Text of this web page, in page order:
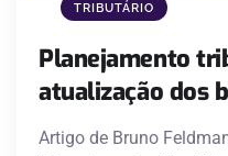
TRIBUTÁRIO
Planejamento
atualização dos
Artigo de Bruno